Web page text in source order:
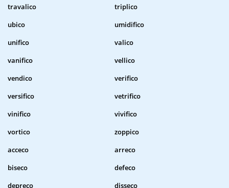
travalico
triplico
ubico
umidifico
unifico
valico
vanifico
vellico
vendico
verifico
versifico
vetrifico
vinifico
vivifico
vortico
zoppico
acceco
arreco
biseco
defeco
depreco
disseco